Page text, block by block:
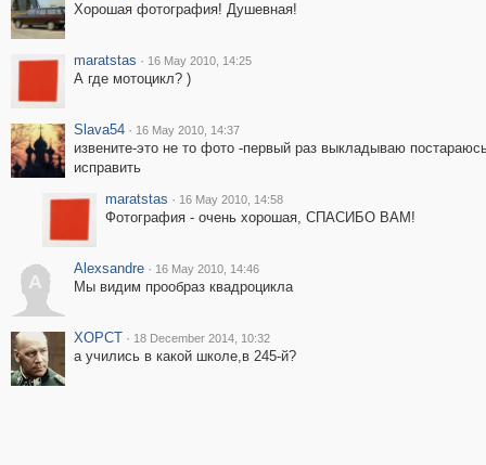
Хорошая фотография! Душевная!
maratstas · 16 May 2010, 14:25
А где мотоцикл? )
Slava54 · 16 May 2010, 14:37
извените-это не то фото -первый раз выкладываю
исправить
maratstas · 16 May 2010, 14:58
Фотография - очень хорошая, СПАСИБО ВАМ!
A
Alexsandre · 16 May 2010, 14:46
Мы видим прообраз квадроцикла
XOPCT · 18 December 2014, 10:32
а учились в какой школе,в 245-й?